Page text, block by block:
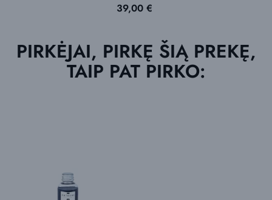
Kaina
39,00 €
PIRKĖJAI, PIRKĘ ŠIĄ PREKĘ,
TAIP PAT PIRKO: